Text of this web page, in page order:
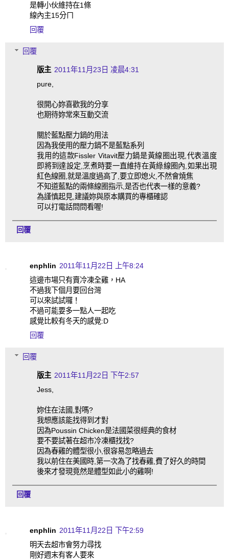
是轉小伙維持在1條
線內主15分ㄇ
回覆
回覆
版主 2011年11月23日 凌晨4:31
pure,
很開心妳喜歡我的分享
也期待妳常來互動交流
關於藍點壓力鍋的用法
因為我使用的壓力鍋不是藍點系列
我用的這款Fissler Vitavit壓力鍋是黃線圈出現,代表溫度
即將到達設定,烹煮時要一直維持在黃綠線圈內,如果出現
紅色線圈,就是溫度過高了,要立即熄火,不然會燒焦
不知道藍點的兩條線圈指示,是否也代表一樣的意義?
為謹慎起見,建議妳與原本購買的專櫃確認
可以打電話問問看喔!
回覆
enphlin 2011年11月22日 上午8:24
這邊市場只有賣冷凍全雞，HA
不過我下個月要回台灣
可以來試試囉！
不過可能要多一點人一起吃
感覺比較有冬天的感覺:D
回覆
回覆
版主 2011年11月22日 下午2:57
Jess,
妳住在法國,對嗎?
我想應該能找得到才對
因為Poussin Chicken是法國菜很經典的食材
要不要試著在超市冷凍櫃找找?
因為春雞的體型很小,很容易忽略過去
我以前住在美國時,第一次為了找春雞,費了好久的時間
後來才發現竟然是體型如此小的雞啊!
回覆
enphlin 2011年11月22日 下午2:59
明天去超市會努力尋找
剛好週末有客人要來